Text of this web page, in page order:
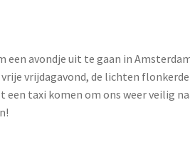
avondje uit te gaan in
vrijdagavond, de lichten
taxi komen om ons weer veilig